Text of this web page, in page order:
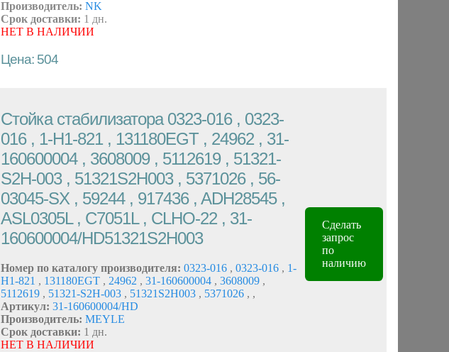
Производитель: NK
Срок доставки: 1 дн.
НЕТ В НАЛИЧИИ
Цена: 504
Стойка стабилизатора 0323-016 , 0323-
016 , 1-H1-821 , 131180EGT , 24962 , 31-
160600004 , 3608009 , 5112619 , 51321-
S2H-003 , 51321S2H003 , 5371026 , 56-
03045-SX , 59244 , 917436 , ADH28545 ,
ASL0305L , C7051L , CLHO-22 , 31-
160600004/HD51321S2H003
Номер по каталогу производителя: 0323-016 , 0323-016 , 1-
H1-821 , 131180EGT , 24962 , 31-160600004 , 3608009 ,
5112619 , 51321-S2H-003 , 51321S2H003 , 5371026 , ,
Артикул: 31-160600004/HD
Производитель: MEYLE
Срок доставки: 1 дн.
НЕТ В НАЛИЧИИ
Сделать
запрос
по
наличию